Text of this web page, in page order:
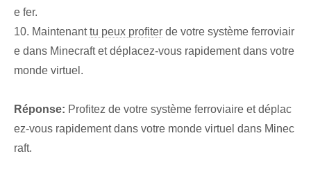
e fer.
10. Maintenanttu peux profiter de votre système ferroviair
e dans Minecraft et déplacez-vous rapidement dans votre
monde virtuel.
Réponse: Profitez de votre système ferroviaire et déplac
ez-vous rapidement dans votre monde virtuel dans Minec
raft.